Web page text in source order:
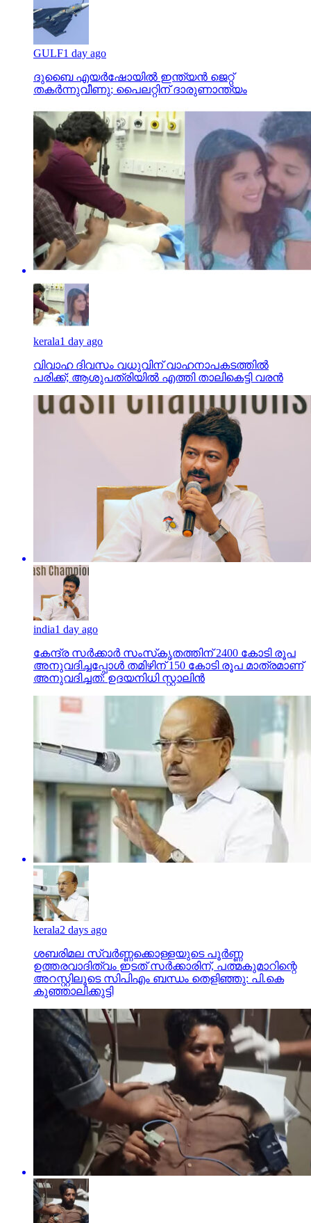
GULF1 day ago
ദുബൈ എയര്‍ഷോയില്‍ ഇന്ത്യന്‍ ജെറ്റ്
തകര്‍ന്നുവീണു; പൈലറ്റിന് ദാരുണാന്ത്യം
kerala1 day ago
വിവാഹ ദിവസം വധുവിന് വാഹനാപകടത്തില്‍
പരിക്ക്; ആശുപത്രിയില്‍ എത്തി താലികെട്ടി വരന്‍
india1 day ago
കേന്ദ്ര സര്‍ക്കാര്‍ സംസ്‌കൃതത്തിന് 2400 കോടി രൂപ
അനുവദിച്ചപ്പോള്‍ തമിഴിന് 150 കോടി രൂപ മാത്രമാണ്
അനുവദിച്ചത്: ഉദയനിധി സ്റ്റാലിന്‍
kerala2 days ago
ശബരിമല സ്വര്‍ണ്ണക്കൊള്ളയുടെ പൂര്‍ണ്ണ
ഉത്തരവാദിത്വം ഇടത് സര്‍ക്കാരിന്, പത്മകുമാറിന്റെ
അറസ്റ്റിലൂടെ സിപിഎം ബന്ധം തെളിഞ്ഞു: പി.കെ
കുഞ്ഞാലിക്കുട്ടി